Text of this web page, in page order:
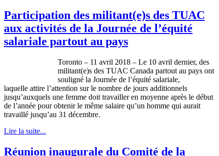
Participation des militant(e)s des TUAC
aux activités de la Journée de l’équité
salariale partout au pays
Toronto – 11 avril 2018 – Le 10 avril dernier, des
militant(e)s des TUAC Canada partout au pays ont
souligné la Journée de l’équité salariale,
laquelle attire l’attention sur le nombre de jours additionnels
jusqu’auxquels une femme doit travailler en moyenne après le début
de l’année pour obtenir le même salaire qu’un homme qui aurait
travaillé jusqu’au 31 décembre.
Lire la suite...
Réunion inaugurale du Comité de la